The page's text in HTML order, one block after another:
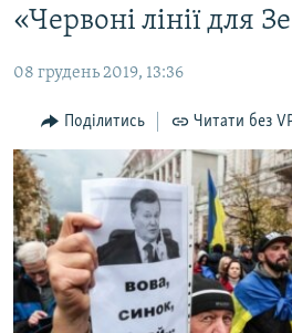
матеріалу
Перейти
до
навігації
Перейти
до
пошуку
ВІДЕО ТА ФОТО
ПОЛІТИКА
БЛОГИ
ПОГЛЯД
ІНТЕРВ'Ю
ВСЕ ЗА ДЕНЬ
СПЕЦПРОЕКТИ
ДЕПОРТАЦІЯ
ЯК ОБІЙТИ БЛОКУВАННЯ
«Червоні лінії для
08 грудень 2019, 13:36
Поділитись Читати без